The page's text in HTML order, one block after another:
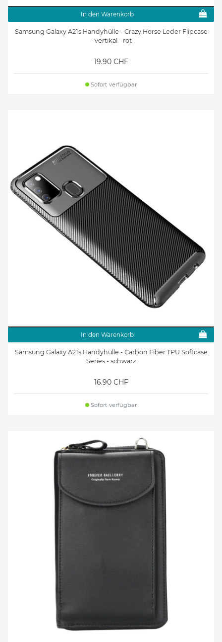
In den Warenkorb
Samsung Galaxy A21s Handyhülle - Crazy Horse Leder Flipcase
- vertikal - rot
19.90 CHF
Sofort verfügbar
In den Warenkorb
Samsung Galaxy A21s Handyhülle - Carbon Fiber TPU Softcase
Series - schwarz
16.90 CHF
Sofort verfügbar